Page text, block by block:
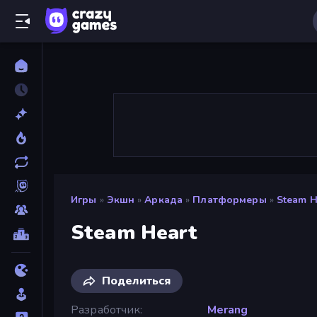
Игры » Экшн » Аркада » Платформеры » Steam
Steam Heart
Поделиться
Разработчик
Merang